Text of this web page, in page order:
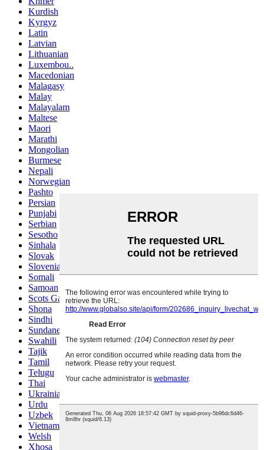
Kurdish
Kyrgyz
Latin
Latvian
Lithuanian
Luxembou..
Macedonian
Malagasy
Malay
Malayalam
Maltese
Maori
Marathi
Mongolian
Burmese
Nepali
Norwegian
Pashto
Persian
Punjabi
Serbian
Sesotho
Sinhala
Slovak
Slovenian
Somali
Samoan
Scots Gaelic
Shona
Sindhi
Sundanese
Swahili
Tajik
Tamil
Telugu
Thai
Ukrainian
Urdu
Uzbek
Vietnamese
Welsh
Xhosa